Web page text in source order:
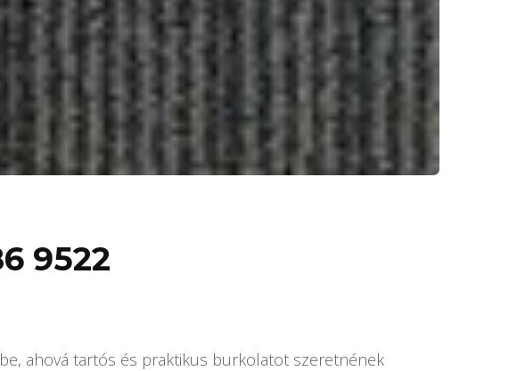
9522
ahová tartós és praktikus burkolatot szeretnének